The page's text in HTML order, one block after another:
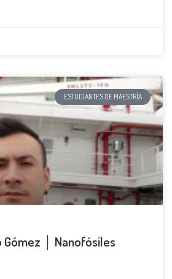
ESTUDIANTES DE MAESTRÍA
Gómez │ Nanofósiles